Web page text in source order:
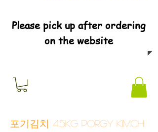
Please pick up after ordering
on the website
포기김치 4.5KG Porgy Kimchi